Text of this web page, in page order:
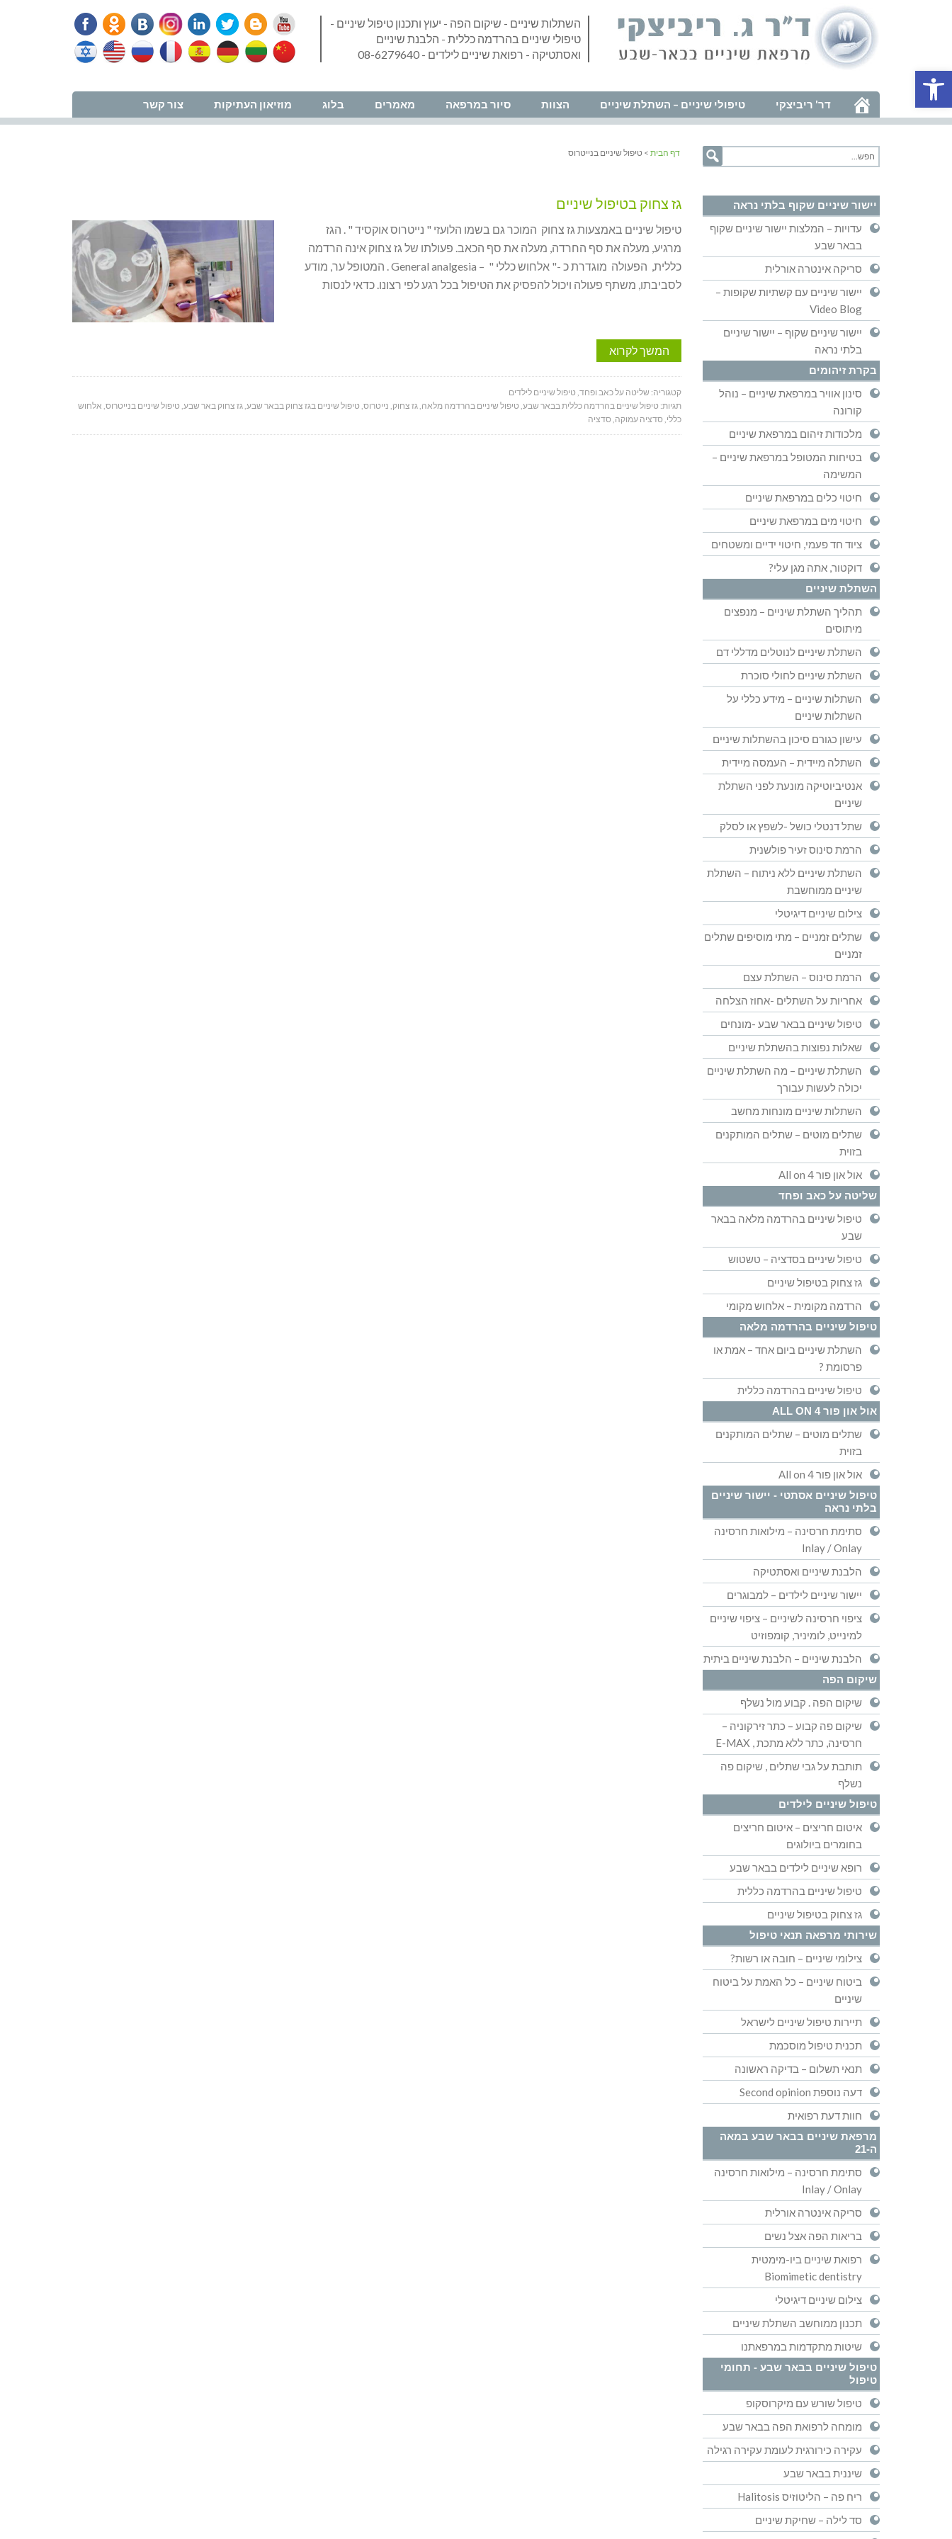
פתח סרגל נגישות
השתלות שיניים - שיקום הפה - יעוץ ותכנון טיפול שיניים -
טיפולי שיניים בהרדמה כללית - הלבנת שיניים
ואסתטיקה - רפואת שיניים לילדים - 08-6279640
דר' ריביצקי טיפולי שיניים – השתלת שיניים הצוות סיור במרפאה מאמרים בלוג מוזיאון העתיקות צור קשר
דף הבית > טיפול שיניים בנייטרוס
גז צחוק בטיפול שיניים
טיפול שיניים באמצעות גז צחוק המוכר גם בשמו הלועזי " נייטרוס אוקסיד " . הגז
מרגיע, מעלה את סף החרדה, מעלה את סף הכאב. פעולתו של גז צחוק אינה הרדמה
כללית, הפעולה מוגדרת כ -" אלחוש כללי " – General analgesia . המטופל ער, מודע
לסביבתו, משתף פעולה ויכול להפסיק את הטיפול בכל רגע לפי רצונו. כדאי לנסות
המשך לקרוא
קטגוריה: שליטה על כאב ופחד, טיפול שיניים לילדים
תגיות: טיפול שיניים בהרדמה כללית בבאר שבע, טיפול שיניים בהרדמה מלאה,גז צחוק, נייטרוס, טיפול שיניים בגז צחוק בבאר שבע,גז צחוק באר שבע, טיפול שיניים בנייטרוס, אלחוש
כללי, סדציה עמוקה, סדציה
יישור שיניים שקוף בלתי נראה
עדויות – המלצות יישור שיניים שקוף
בבאר שבע
סריקה אינטרה אורלית
יישור שיניים עם קשתיות שקופות –
Video Blog
יישור שיניים שקוף – יישור שיניים
בלתי נראה
בקרת זיהומים
סינון אוויר במרפאת שיניים – נוהל
קורונה
מלכודות זיהום במרפאת שיניים
בטיחות המטופל במרפאת שיניים –
המשימה
חיטוי כלים במרפאת שיניים
חיטוי מים במרפאת שיניים
ציוד חד פעמי, חיטוי ידיים ומשטחים
דוקטור, אתה מגן עלי?
השתלת שיניים
תהליך השתלת שיניים – מנפצים
מיתוסים
השתלת שיניים לנוטלים מדללי דם
השתלת שיניים לחולי סוכרת
השתלות שיניים – מידע כללי על
השתלות שיניים
עישון כגורם סיכון בהשתלות שיניים
השתלה מיידית – העמסה מיידית
אנטיביוטיקה מונעת לפני השתלת
שיניים
שתל דנטלי כושל -לשפץ או לסלק
הרמת סינוס זעיר פולשנית
השתלת שיניים ללא ניתוח – השתלת
שיניים ממוחשבת
צילום שיניים דיגיטלי
שתלים זמניים – מתי מוסיפים שתלים
זמניים
הרמת סינוס – השתלת עצם
אחריות על השתלים -אחוז הצלחה
טיפול שיניים בבאר שבע -מונחים
שאלות נפוצות בהשתלת שיניים
השתלת שיניים – מה השתלת שיניים
יכולה לעשות עבורך
השתלות שיניים מונחות מחשב
שתלים מוטים – שתלים המותקנים
בזוית
אול און פור All on 4
שליטה על כאב ופחד
טיפול שיניים בהרדמה מלאה בבאר
שבע
טיפול שיניים בסדציה – טשטוש
גז צחוק בטיפול שיניים
הרדמה מקומית – אלחוש מקומי
טיפול שיניים בהרדמה מלאה
השתלת שיניים ביום אחד – אמת או
פרסומת ?
טיפול שיניים בהרדמה כללית
אול און פור ALL ON 4
שתלים מוטים – שתלים המותקנים
בזוית
אול און פור All on 4
טיפול שיניים אסתטי - יישור שיניים
בלתי נראה
סתימת חרסינה – מילואות חרסינה
Inlay / Onlay
הלבנת שיניים ואסתטיקה
יישור שיניים לילדים – למבוגרים
ציפוי חרסינה לשיניים – ציפוי שיניים
למינייט, לומיניר, קומפוזיט
הלבנת שיניים – הלבנת שיניים ביתית
שיקום הפה
שיקום הפה . קבוע מול נשלף
שיקום פה קבוע – כתר זירקוניה –
חרסינה, כתר ללא מתכת , E-MAX
תותבת על גבי שתלים , שיקום פה
נשלף
טיפול שיניים לילדים
איטום חריצים – איטום חריצים
בחומרים ביולוגים
רופא שיניים לילדים בבאר שבע
טיפול שיניים בהרדמה כללית
גז צחוק בטיפול שיניים
שירותי מרפאה תנאי טיפול
צילומי שיניים – חובה או רשות?
ביטוח שיניים – כל האמת על ביטוח
שיניים
תיירות טיפול שיניים לישראל
תכנית טיפול מוסכמת
תנאי תשלום – בדיקה ראשונה
דעה נוספת Second opinion
חוות דעת רפואית
מרפאת שיניים בבאר שבע במאה
ה-21
סתימת חרסינה – מילואות חרסינה
Inlay / Onlay
סריקה אינטרה אורלית
בריאות הפה אצל נשים
רפואת שיניים ביו-מימטית
Biomimetic dentistry
צילום שיניים דיגיטלי
תכנון ממוחשב השתלת שיניים
שיטות מתקדמות במרפאתנו
טיפול שיניים בבאר שבע - תחומי
טיפול
טיפול שורש עם מיקרוסקופ
מומחה לרפואת הפה בבאר שבע
עקירה כירורגית לעומת עקירה רגילה
שיננית בבאר שבע
ריח פה – הליטוזיס Halitosis
סד לילה – שחיקת שיניים